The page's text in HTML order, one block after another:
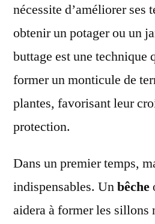
nécessite d’améliorer ses
obtenir un potager ou un
buttage est une technique
former un monticule de
plantes, favorisant leur
protection.
Dans un premier temps,
indispensables. Unbêche
aidera à former les sillons